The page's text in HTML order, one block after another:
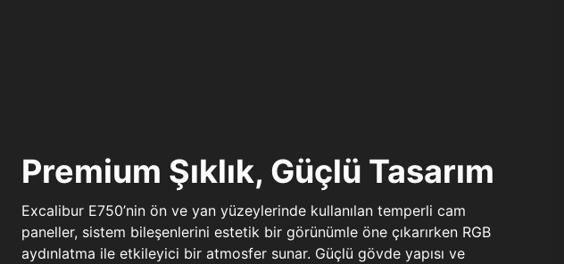
Premium Şıklık, Güçlü Tasarım
Excalibur E750’nin ön ve yan yüzeylerinde kullanılan temperli cam
paneller, sistem bileşenlerini estetik bir görünümle öne çıkarırken RGB
aydınlatma ile etkileyici bir atmosfer sunar. Güçlü gövde yapısı ve